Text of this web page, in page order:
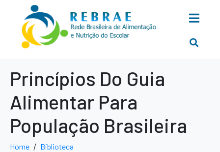
Princípios Do Guia
Alimentar Para
População Brasileira
Home Biblioteca